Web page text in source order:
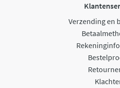
Verzending en